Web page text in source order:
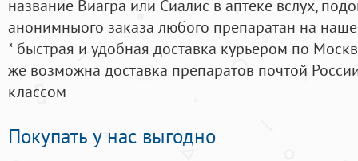
название Виагра или Сиалис в аптеке вслух,
анонимныого заказа любого препаратан на
* быстрая и удобная доставка курьером по
же возможна доставка препаратов почтой
классом
Покупать у нас выгодно